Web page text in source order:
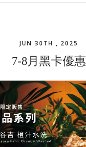
JUN 30TH , 2025
7-8月黑卡優惠